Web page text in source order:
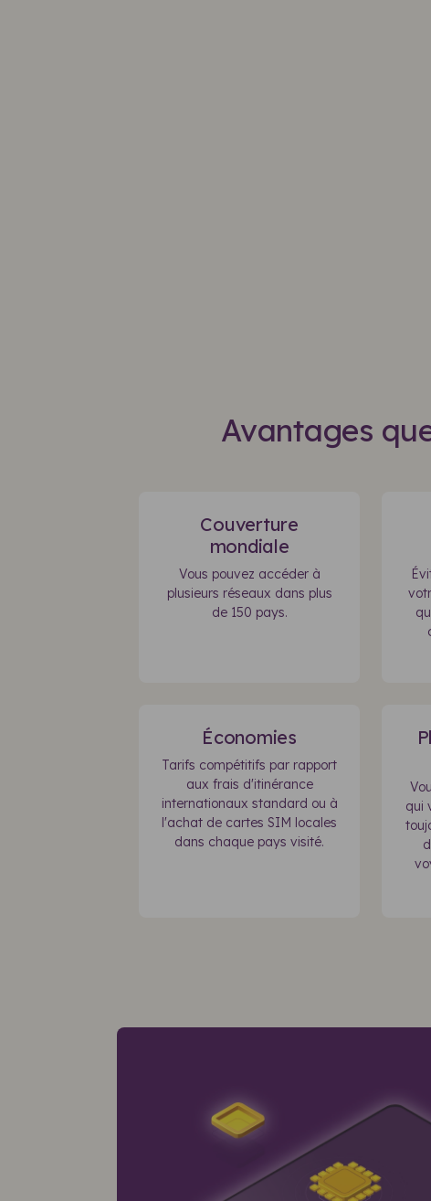
Avantages
Couverture
mondiale
Vous pouvez accéder à
plusieurs réseaux dans plus
de 150 pays.
Économies
Tarifs compétitifs par rapport
aux frais d'itinérance
internationaux standard ou à
l'achat de cartes SIM locales
dans chaque pays visité.
qui